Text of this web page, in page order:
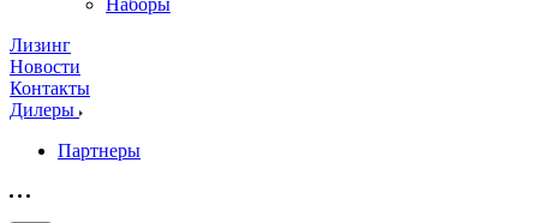
Наборы
Лизинг
Новости
Контакты
Дилеры
Партнеры